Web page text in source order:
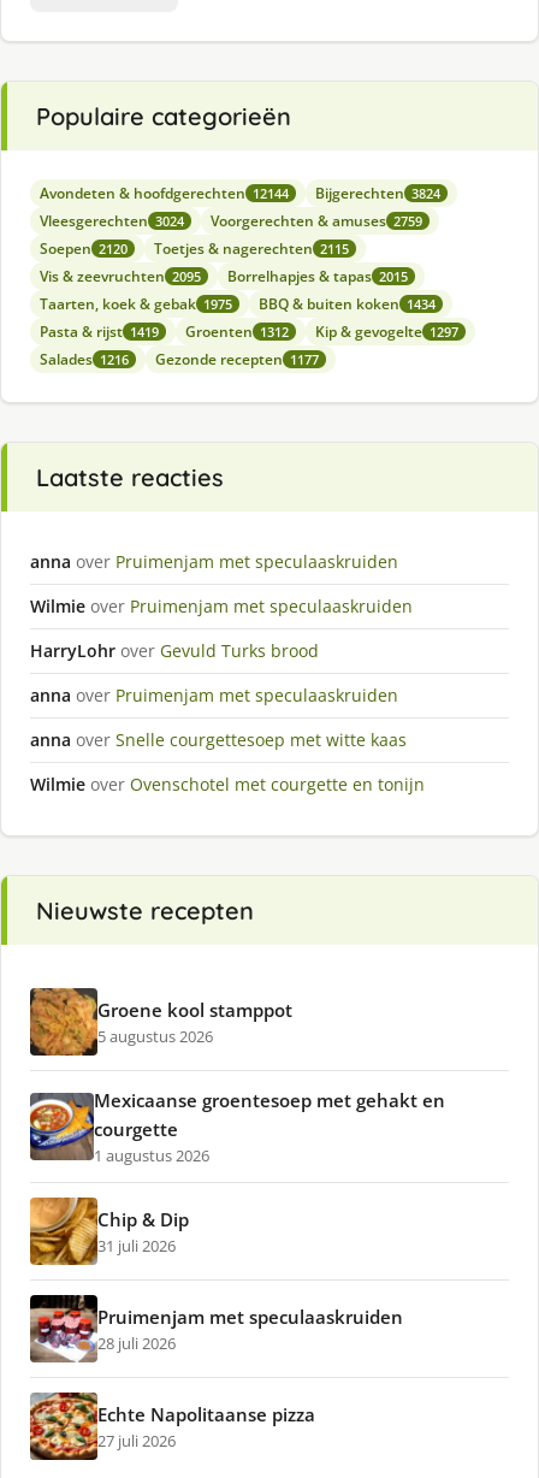
Populaire categorieën
Avondeten & hoofdgerechten 12144 Bijgerechten 3824
Vleesgerechten 3024 Voorgerechten & amuses 2759
Soepen 2120 Toetjes & nagerechten 2115
Vis & zeevruchten 2095 Borrelhapjes & tapas 2015
Taarten, koek & gebak 1975 BBQ & buiten koken 1434
Pasta & rijst 1419 Groenten 1312 Kip & gevogelte 1297
Salades 1216 Gezonde recepten 1177
Laatste reacties
anna over Pruimenjam met speculaaskruiden
Wilmie over Pruimenjam met speculaaskruiden
HarryLohr over Gevuld Turks brood
anna over Pruimenjam met speculaaskruiden
anna over Snelle courgettesoep met witte kaas
Wilmie over Ovenschotel met courgette en tonijn
Nieuwste recepten
Groene kool stamppot
5 augustus 2026
Mexicaanse groentesoep met gehakt en
courgette
1 augustus 2026
Chip & Dip
31 juli 2026
Pruimenjam met speculaaskruiden
28 juli 2026
Echte Napolitaanse pizza
27 juli 2026